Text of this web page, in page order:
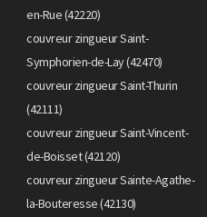
en-Rue (42220)
couvreur zingueur Saint-
Symphorien-de-Lay (42470)
couvreur zingueur Saint-Thurin
(42111)
couvreur zingueur Saint-Vincent-
de-Boisset (42120)
couvreur zingueur Sainte-Agathe-
la-Bouteresse (42130)